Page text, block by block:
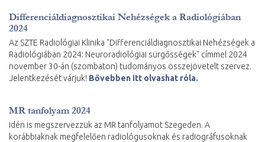
Differenciáldiagnosztikai Nehézségek a Radiológiában
2024
Az SZTE Radiológiai Klinika "Differenciáldiagnosztikai Nehézségek a
Radiológiában 2024: Neuroradiológiai sürgősségek" címmel 2024
november 30-án (szombaton) tudományos összejövetelt szervez.
Jelentkezését várjuk! Bővebben itt olvashat róla.
MR tanfolyam 2024
Idén is megszervezzük az MR tanfolyamot Szegeden. A
korábbiaknak megfelelően radiológusoknak és radiográfusoknak